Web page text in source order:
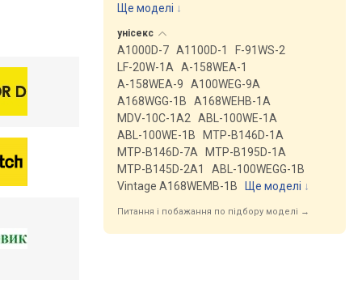
Ще моделі ↓
унісекс
A1000D-7 A1100D-1
F-91WS-2
LF-20W-1A
A-158WEA-1
A-158WEA-9
A100WEG-9A
A168WGG-1B
A168WEHB-1A
MDV-10C-1A2
ABL-100WE-1A
ABL-100WE-1B
MTP-B146D-1A
MTP-B146D-7A
MTP-B195D-1A
MTP-B145D-2A1
ABL-100WEGG-1B
Vintage A168WEMB-1B
Ще моделі ↓
Питання і побажання по підбору моделі →